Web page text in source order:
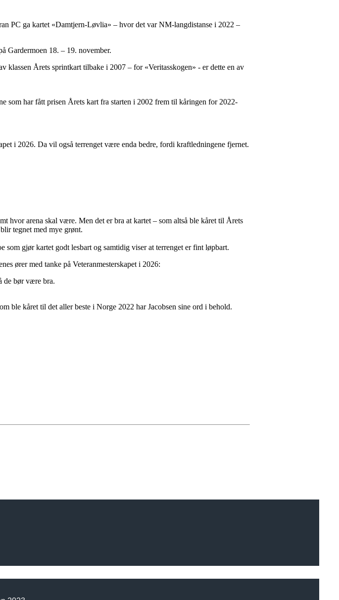
PC ga kartet «Damtjern-Løvlia» – hvor det var NM-langdistanse i 2022 –
Gardermoen 18. – 19. november.
Årets sprintkart tilbake i 2007 – for «Veritasskogen» - er dette en av
som har fått prisen Årets kart fra starten i 2002 frem til kåringen for 2022-
i 2026. Da vil også terrenget være enda bedre, fordi kraftledningene fjernet.
hvor arena skal være. Men det er bra at kartet – som altså ble kåret til Årets
tegnet med mye grønt.
gjør kartet godt lesbart og samtidig viser at terrenget er fint løpbart.
ører med tanke på Veteranmesterskapet i 2026:
de bør være bra.
ble kåret til det aller beste i Norge 2022 har Jacobsen sine ord i behold.